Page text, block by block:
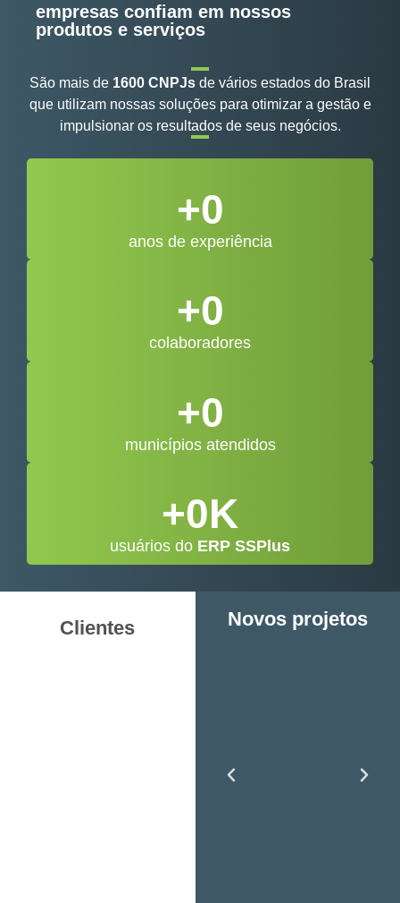
empresas confiam em nossos
produtos e serviços
São mais de 1600 CNPJs de vários estados do Brasil
que utilizam nossas soluções para otimizar a gestão e
impulsionar os resultados de seus negócios.
+0
anos de experiência
+0
colaboradores
+0
municípios atendidos
+0K
usuários do ERP SSPlus
Clientes Novos projetos